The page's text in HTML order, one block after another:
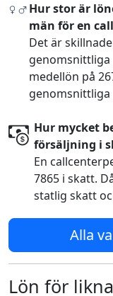
Hur stor är
män för en
Det är
genomsnittliga
medellön på
genomsnittliga
Hur mycket
försäljning i
En
7865 i skatt.
statlig skatt
Alla
Lön för